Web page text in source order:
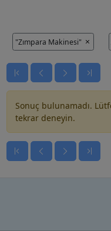
"Zımpara Makinesi"
Sonuç bulunamadı.
tekrar deneyin.